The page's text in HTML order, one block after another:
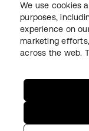
法務プライバシーポ
We use cookies
purposes,
experience on
marketing
across the web.